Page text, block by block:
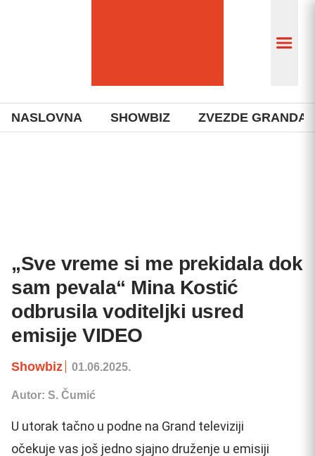
NASLOVNA SHOWBIZ ZVEZDE GRANDA
„Sve vreme si me prekidala dok
sam pevala“ Mina Kostić
odbrusila voditeljki usred
emisije VIDEO
Showbiz 01.06.2025.
Autor: S. Čumić
U utorak tačno u podne na Grand televiziji
očekuje vas još jedno sjajno druženje u emisiji